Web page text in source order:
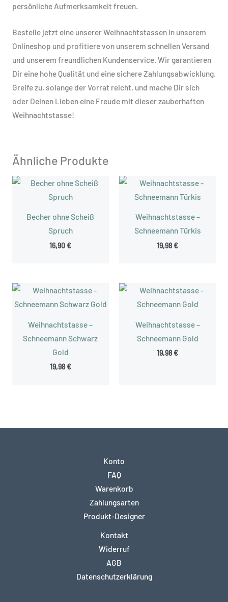
persönliche Aufmerksamkeit freuen.
Bestelle jetzt eine unserer Weihnachtstassen in unserem
Onlineshop und profitiere von unserem schnellen Versand
und unserem freundlichen Kundenservice. Wir garantieren
Dir eine hohe Qualität und eine sichere Zahlungsabwicklung.
Greife zu, solange der Vorrat reicht, und mache Dir sich
oder Deinen Lieben eine Freude mit dieser zauberhaften
Weihnachtstasse!
Ähnliche Produkte
Becher ohne Scheiß
Spruch
16,90 €
Weihnachtstasse –
Schneemann Türkis
19,98€
Weihnachtstasse –
Schneemann Schwarz
Gold
19,98€
Weihnachtstasse –
Schneemann Gold
19,98€
Konto
FAQ
Warenkorb
Zahlungsarten
Produkt-Designer
Kontakt
Widerruf
AGB
Datenschutzerklärung